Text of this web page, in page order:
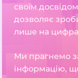
своїм
дозволяє
лише на
Ми прагнемо
інформацію,